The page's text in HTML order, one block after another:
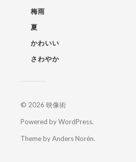
梅雨
夏
かわいい
さわやか
© 2026 映像術
Powered byWordPress.
Theme byAnders Norén.